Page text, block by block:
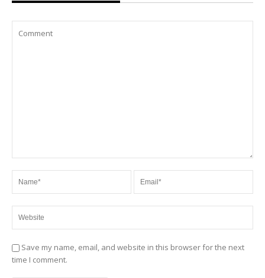
Save my name, email, and website in this browser for the next
time I comment.